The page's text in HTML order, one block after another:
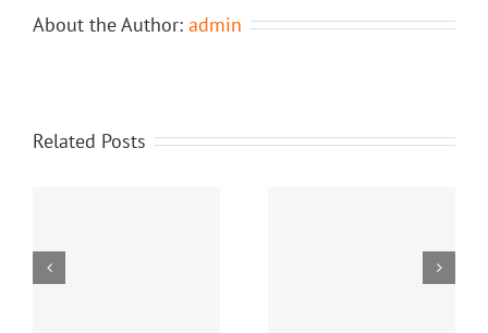
About the Author: admin
Related Posts
Navigating 4rabet’s
interface feels